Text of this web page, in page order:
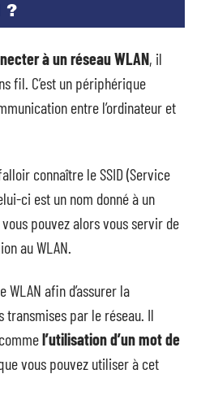
?
à un réseau WLAN, il
fil. C’est un périphérique
entre l’ordinateur et
connaître le SSID (Service
ci est un nom donné à un
vous pouvez alors vous servir de
au WLAN.
WLAN afin d’assurer la
par le réseau. Il
l’utilisation d’un mot de
vous pouvez utiliser à cet